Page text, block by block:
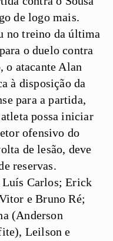
de logo mais.
no treino da última
o duelo contra
o atacante Alan
à disposição da
para a partida,
possa iniciar
ofensivo do
de lesão, deve
reservas.
Luís Carlos; Erick
e Bruno Ré;
(Anderson
Leilson e